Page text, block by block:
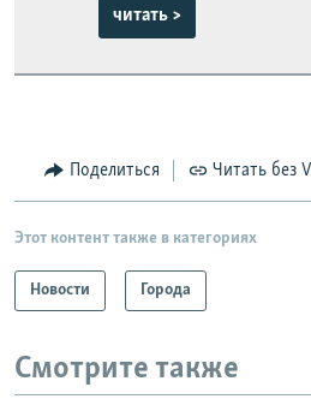
читать >
Поделиться Читать без
Этот контент также в категориях
Новости Города
Смотрите также